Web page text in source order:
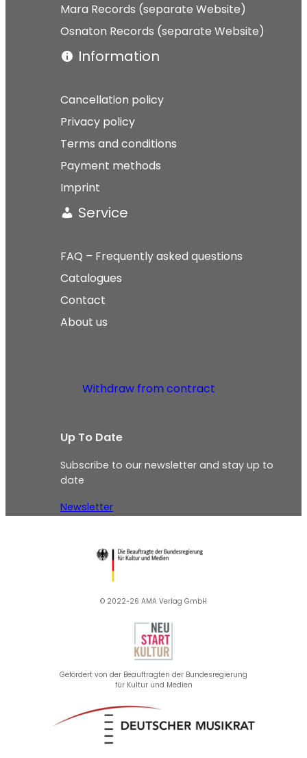
Mara Records (separate Website)
Osnaton Records (separate Website)
Information
Cancellation policy
Privacy policy
Terms and conditions
Payment methods
Imprint
Service
FAQ – Frequently asked questions
Catalogues
Contact
About us
Withdraw from contract
Up To Date
Subscribe to our newsletter and stay up to
date
Newsletter
© 2022-26 AMA Verlag GmbH​
Gefördert von der Beauftragten der Bundesregierung
für Kultur und Medien